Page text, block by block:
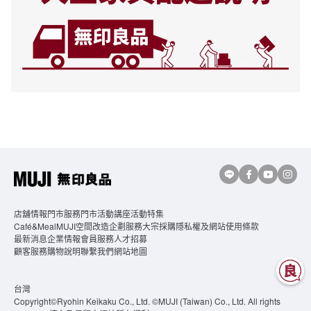
台灣
Copyright©Ryohin Keikaku Co., Ltd. ©MUJI (Taiwan) Co., Ltd. All rights
店舖情報門市服務門市活動講座活動特集
Café&MealMUJI空間改造企劃服務大宗採購隱私權及網站使用條款
最新消息企業情報會員服務人才招募
顧客服務購物說明聯繫我們網站地圖